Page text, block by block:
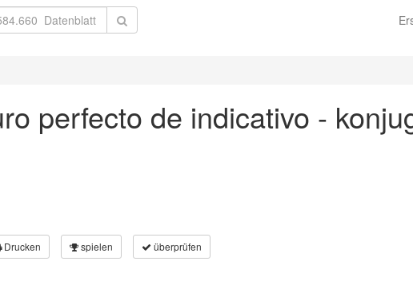
perfecto de indicativo -
Drucken spielen überprüfen